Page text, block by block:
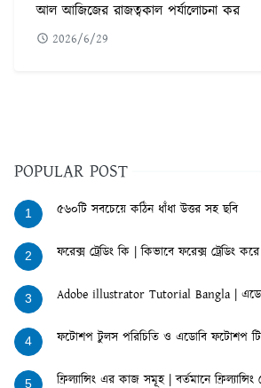
আল আজিজের রাজত্বকাল পর্যালোচনা কর
2026/6/29
POPULAR POST
1 ৫৬০টি সবচেয়ে কঠিন ধাঁধা উত্তর সহ ছবি
2 ফরেক্স ট্রেডিং কি | কিভাবে ফরেক্স ট্রেডিং
3 Adobe illustrator Tutorial Bangla |
4 ফটোশপ টুলস পরিচিতি ও এডোবি ফটোশপ
5
ফ্রিল্যান্সিং এর কাজ সমূহ | বর্তমানে